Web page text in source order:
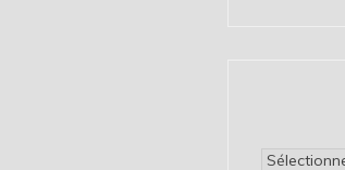
Catégories